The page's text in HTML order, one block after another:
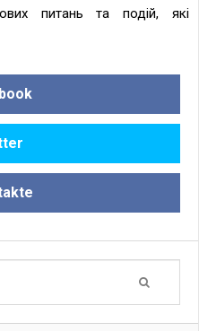
питань та подій, які